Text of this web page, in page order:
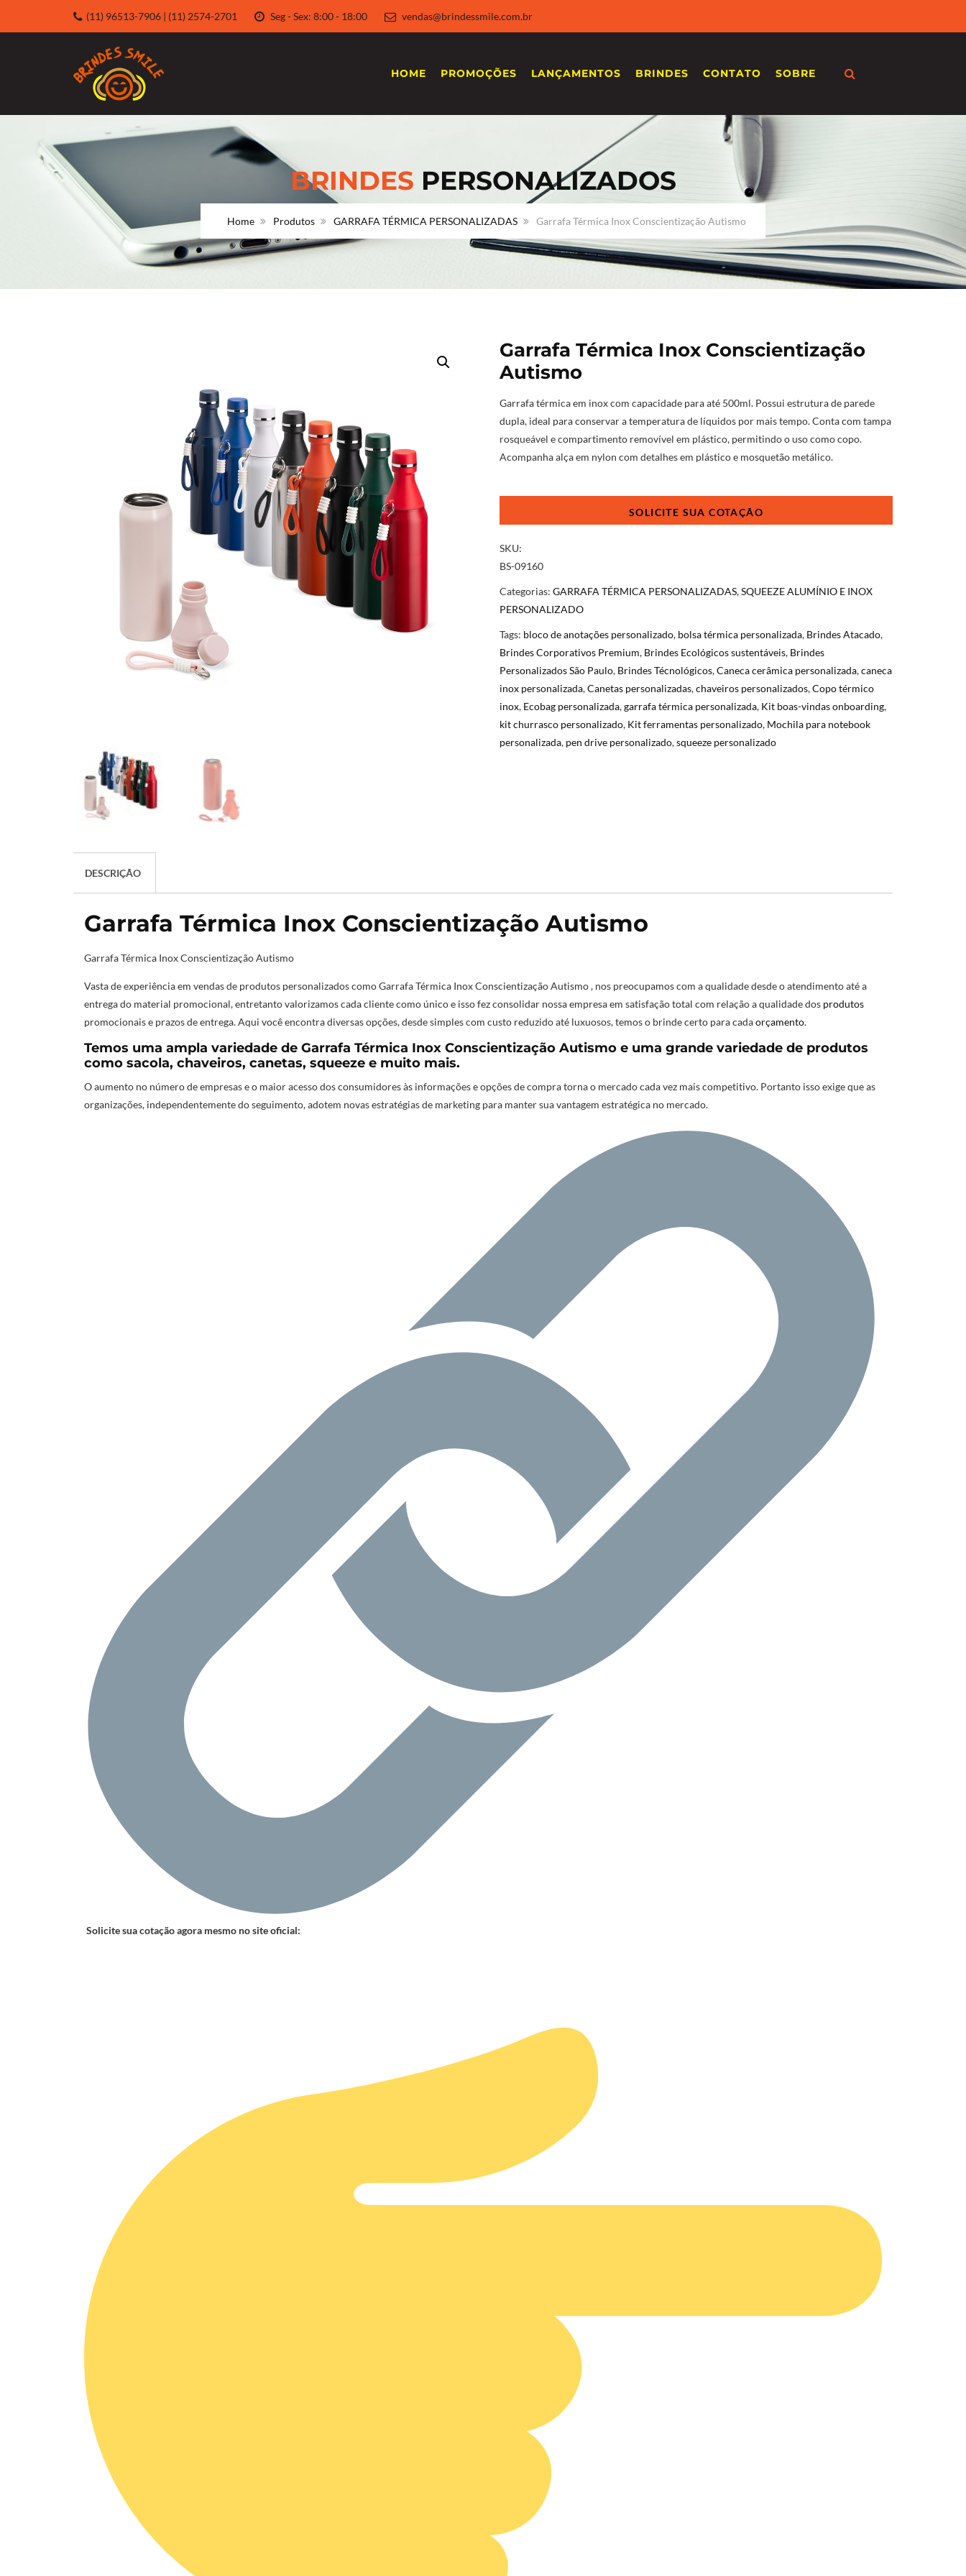
(11) 96513-7906 | (11) 2574-2701 Seg - Sex: 8:00 - 18:00 vendas@brindessmile.com.br
HOME PROMOÇÕES LANÇAMENTOS BRINDES CONTATO SOBRE
BRINDES PERSONALIZADOS
Home Produtos GARRAFA TÉRMICA PERSONALIZADAS Garrafa Térmica Inox Conscientização Autismo
Garrafa Térmica Inox Conscientização
Autismo
Garrafa térmica em inox com capacidade para até 500ml. Possui estrutura de parede
dupla, ideal para conservar a temperatura de líquidos por mais tempo. Conta com tampa
rosqueável e compartimento removível em plástico, permitindo o uso como copo.
Acompanha alça em nylon com detalhes em plástico e mosquetão metálico.
Autismo
quantidade
SKU:
BS-09160
Categorias: GARRAFA TÉRMICA PERSONALIZADAS,SQUEEZE ALUMÍNIO E INOX
PERSONALIZADO
Tags: bloco de anotações personalizado, bolsa térmica personalizada, Brindes Atacado,
Brindes Corporativos Premium, Brindes Ecológicos sustentáveis, Brindes
Personalizados São Paulo, Brindes Técnológicos,Caneca cerâmica personalizada,caneca
inox personalizada,Canetas personalizadas,chaveiros personalizados,Copo térmico
inox, Ecobag personalizada,garrafa térmica personalizada, Kit boas-vindas onboarding,
kit churrasco personalizado, Kit ferramentas personalizado, Mochila para notebook
personalizada, pen drive personalizado,squeeze personalizado
DESCRIÇÃO
Garrafa Térmica Inox Conscientização Autismo
Garrafa Térmica Inox Conscientização Autismo
Vasta de experiência em vendas de produtos personalizados como Garrafa Térmica Inox Conscientização Autismo, nos preocupamos com a qualidade desde o atendimento até a
entrega do material promocional, entretanto valorizamos cada cliente como único e isso fez consolidar nossa empresa em satisfação total com relação a qualidade dos produtos
promocionais e prazos de entrega. Aqui você encontra diversas opções, desde simples com custo reduzido até luxuosos, temos o brinde certo para cadaorçamento.
Temos uma ampla variedade de Garrafa Térmica Inox Conscientização Autismo e uma grande variedade de produtos
como sacola, chaveiros, canetas, squeeze e muito mais.
O aumento no número de empresas e o maior acesso dos consumidores às informações e opções de compra torna o mercado cada vez mais competitivo. Portanto isso exige que as
organizações, independentemente do seguimento, adotem novas estratégias de marketing para manter sua vantagem estratégica no mercado.
Solicite sua cotação agora mesmo no site oficial: